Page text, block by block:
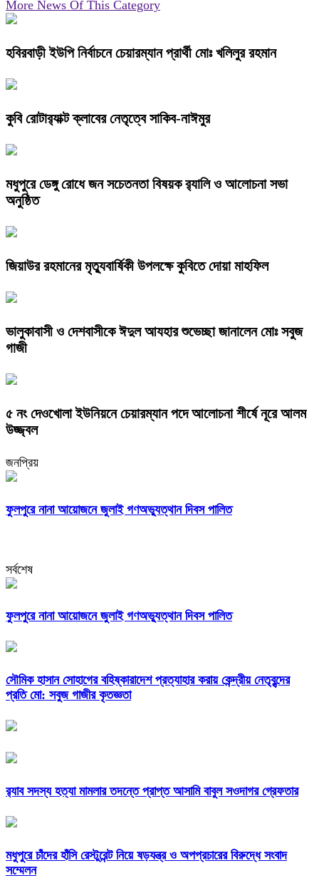
More News Of This Category
হবিরবাড়ী ইউপি নির্বাচনে চেয়ারম্যান প্রার্থী মোঃ খলিলুর রহমান
কুবি রোটার‍্যাক্ট ক্লাবের নেতৃত্বে সাকিব-নাঈমুর
মধুপুরে ডেঙ্গু রোধে জন সচেতনতা বিষয়ক র‍্যালি ও আলোচনা সভা
অনুষ্ঠিত
জিয়াউর রহমানের মৃত্যুবার্ষিকী উপলক্ষে কুবিতে দোয়া মাহফিল
ভালুকাবাসী ও দেশবাসীকে ঈদুল আযহার শুভেচ্ছা জানালেন মোঃ সবুজ
গাজী
৫ নং দেওখোলা ইউনিয়নে চেয়ারম্যান পদে আলোচনা শীর্ষে নূরে আলম
উজ্জ্বল
জনপ্রিয়
ফুলপুরে নানা আয়োজনে জুলাই গণঅভ্যুত্থান দিবস পালিত
সর্বশেষ
ফুলপুরে নানা আয়োজনে জুলাই গণঅভ্যুত্থান দিবস পালিত
সৌমিক হাসান সোহাগের বহিষ্কারাদেশ প্রত্যাহার করায় কেন্দ্রীয় নেতৃবৃন্দের
প্রতি মো: সবুজ গাজীর কৃতজ্ঞতা
র‌্যাব সদস্য হত্যা মামলার তদন্তে প্রাপ্ত আসামি বাবুল সওদাগর গ্রেফতার
মধুপুরে চাঁদের হাঁসি রেস্টুরেন্ট নিয়ে ষড়যন্ত্র ও অপপ্রচারের বিরুদ্ধে সংবাদ
সম্মেলন